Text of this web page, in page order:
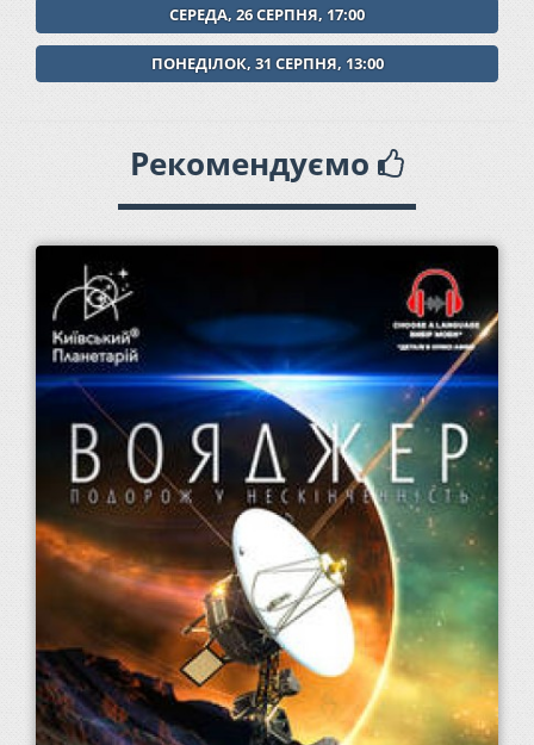
СЕРЕДА, 26 СЕРПНЯ, 17:00
ПОНЕДІЛОК, 31 СЕРПНЯ, 13:00
Рекомендуємо